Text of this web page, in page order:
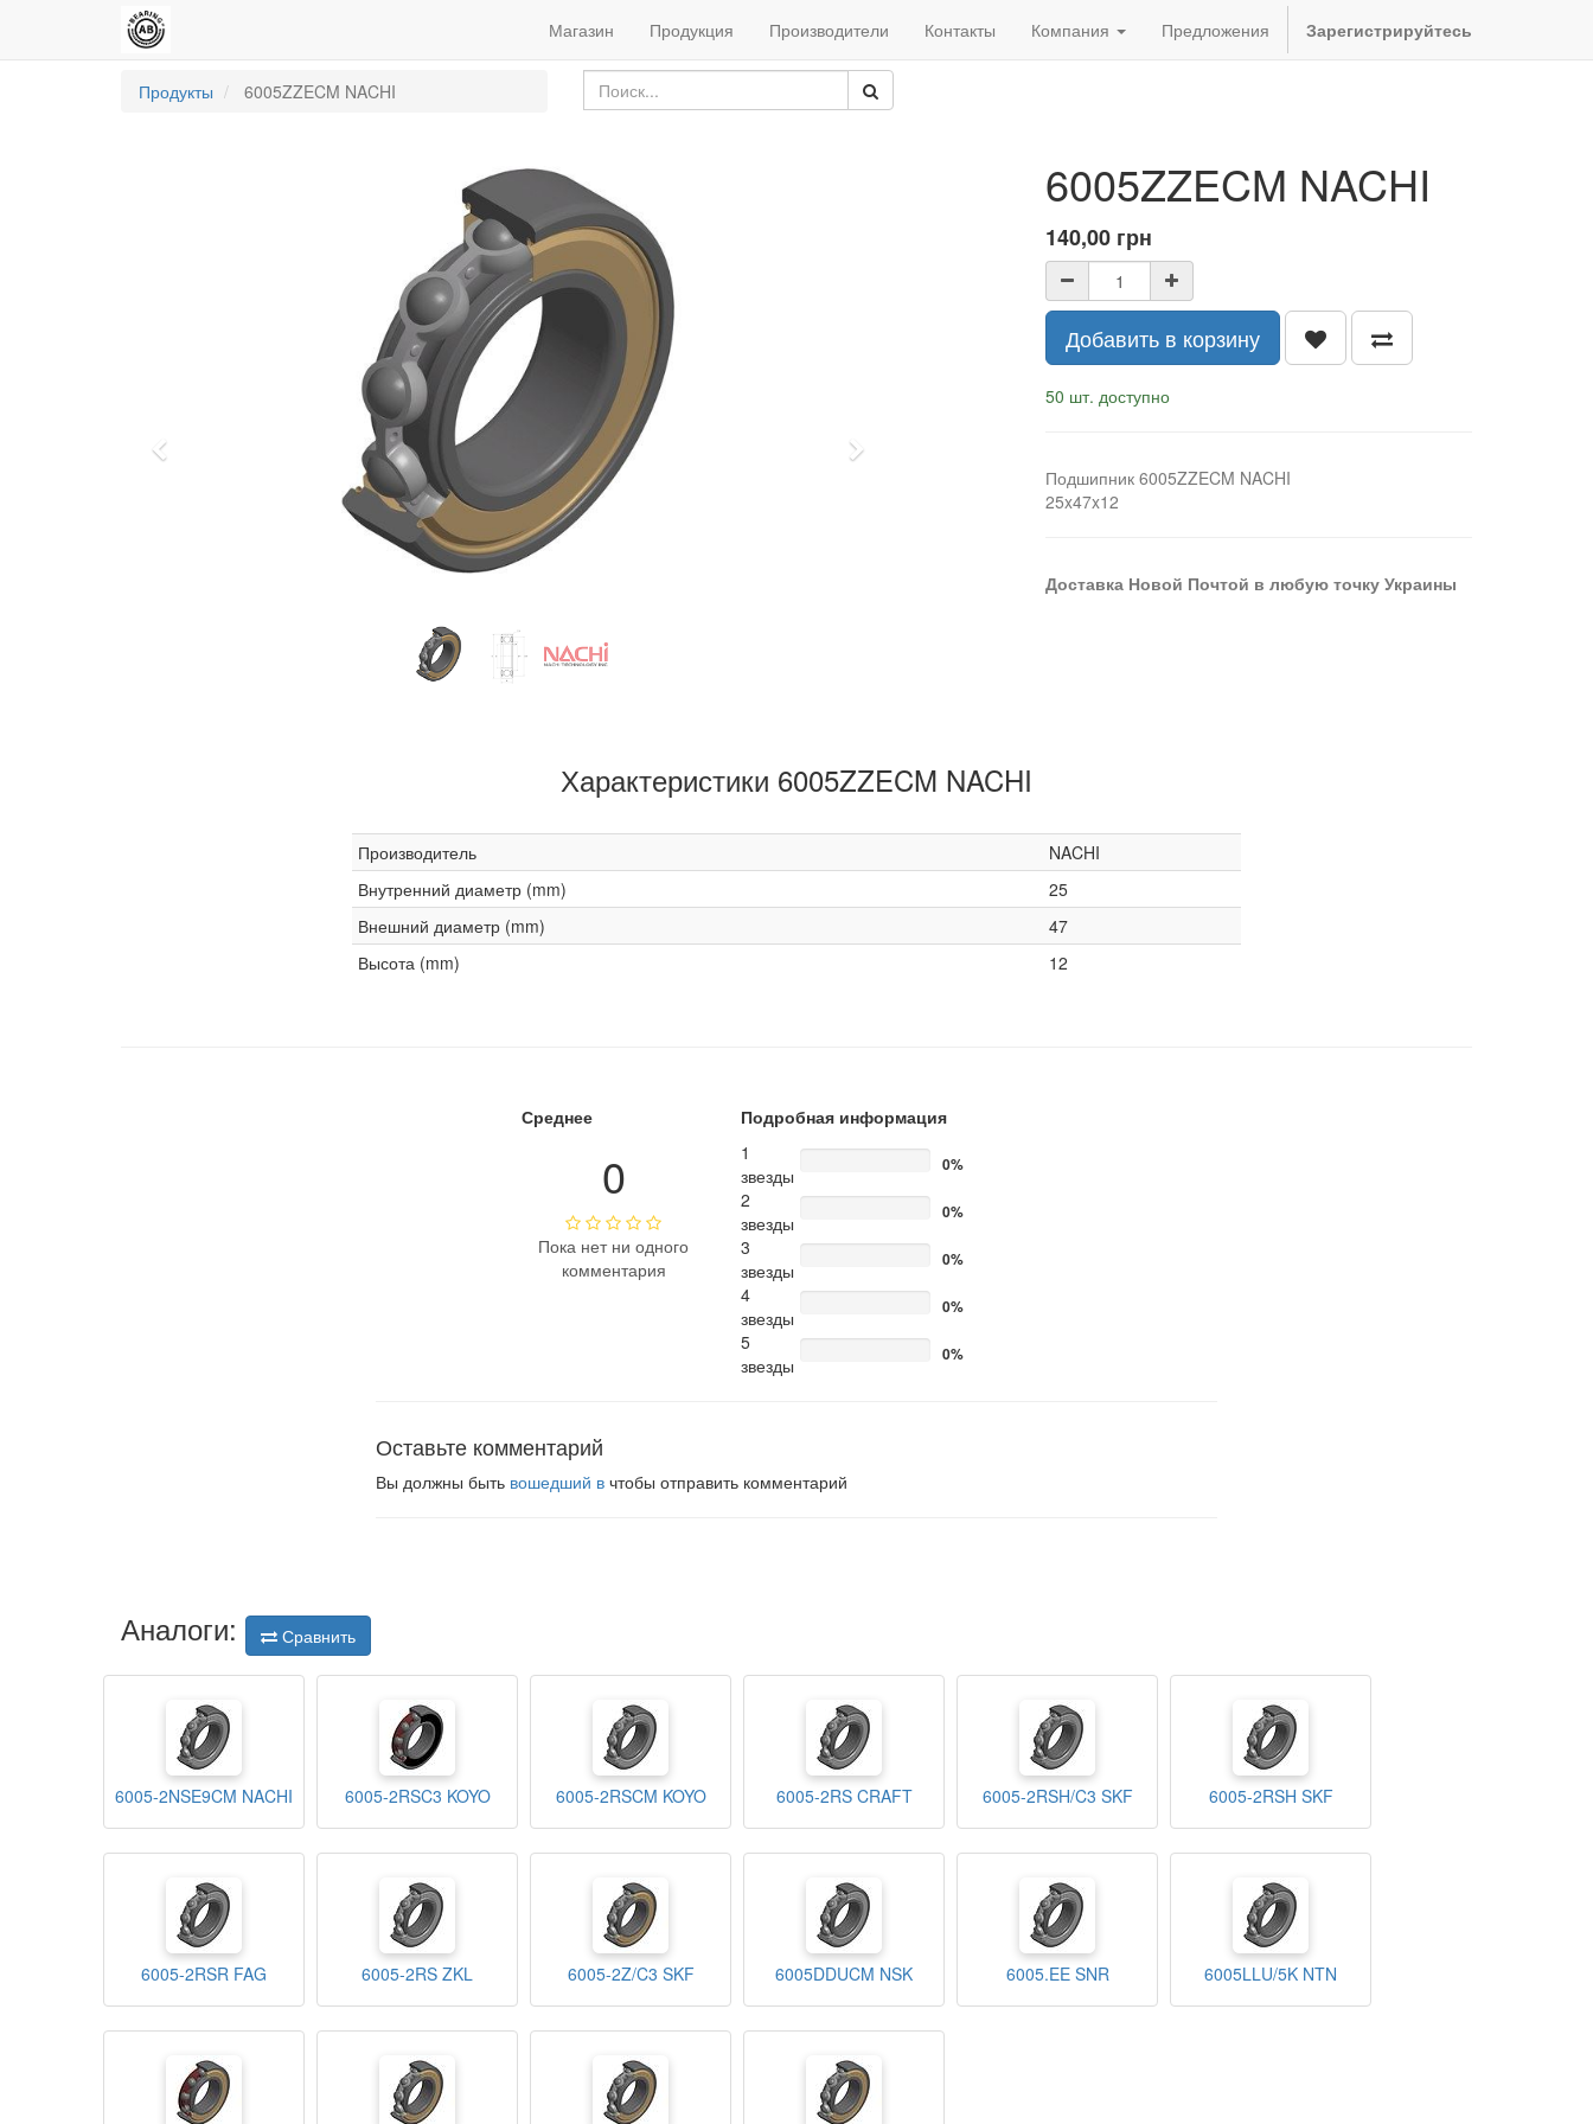
Магазин Продукция Производители Контакты Компания Предложения Зарегистрируйтесь
Продукты 6005ZZECM NACHI
Next
6005ZZECM NACHI
140,00 грн
Добавить в корзину
50 шт. доступно
Подшипник 6005ZZECM NACHI
25x47x12
Доставка Новой Почтой в любую точку Украины
Характеристики 6005ZZECM NACHI
Производитель
NACHI
Внутренний диаметр (mm)
25
Внешний диаметр (mm)
47
Высота (mm)
12
Среднее
0
Пока нет ни одного
комментария
Подробная информация
1
звезды
0%
2
звезды
0%
3
звезды
0%
4
звезды
0%
5
звезды
0%
Оставьте комментарий
Вы должны быть вошедший в чтобы отправить комментарий
Аналоги: Сравнить
6005-2NSE9CM NACHI 6005-2RSC3 KOYO 6005-2RSCM KOYO 6005-2RS CRAFT 6005-2RSH/C3 SKF 6005-2RSH SKF
6005-2RSR FAG 6005-2RS ZKL 6005-2Z/C3 SKF 6005DDUCM NSK 6005.EE SNR 6005LLU/5K NTN